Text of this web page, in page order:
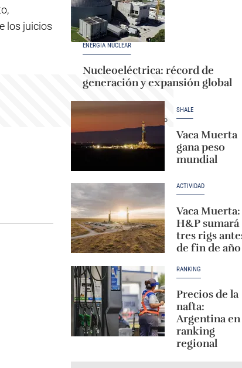
los juicios
ENERGÍA NUCLEAR
Nucleoeléctrica: récord de
generación y expansión global
SHALE
Vaca Muerta
gana peso
mundial
ACTIVIDAD
Vaca Muerta:
H&P sumará
tres rigs
de fin de año
RANKING
Precios de la
nafta:
Argentina en
ranking
regional